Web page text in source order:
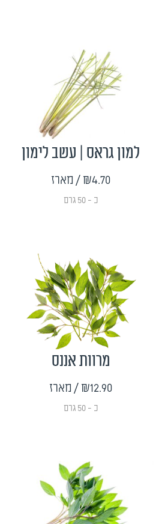
למון גראס | עשב לימון
₪4.70/ מארז
כ - 50 גרם
מרוות אננס
₪12.90/ מארז
כ - 50 גרם